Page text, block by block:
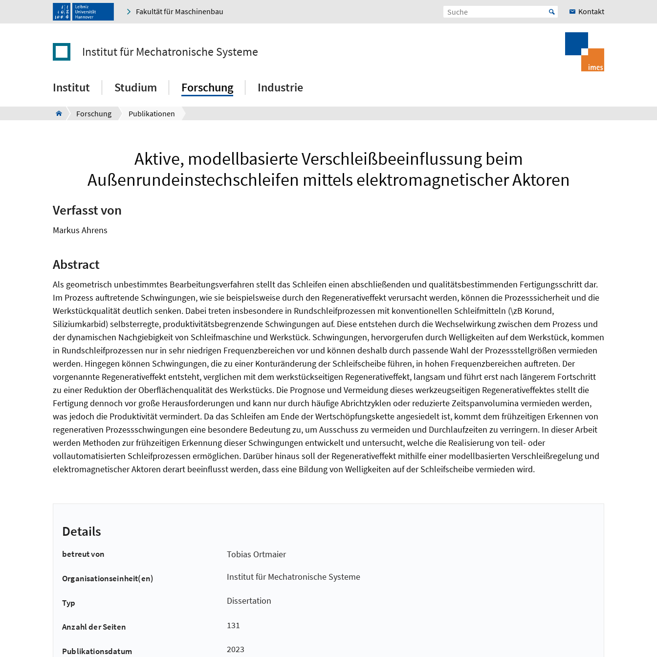
Fakultät für Maschinenbau Kontakt
Institut für Mechatronische Systeme
Institut Studium Forschung Industrie
Forschung Publikationen
Aktive, modellbasierte Verschleißbeeinflussung beim
Außenrundeinstechschleifen mittels elektromagnetischer Aktoren
Verfasst von
Markus Ahrens
Abstract
Als geometrisch unbestimmtes Bearbeitungsverfahren stellt das Schleifen einen abschließenden und qualitätsbestimmenden Fertigungsschritt dar.
Im Prozess auftretende Schwingungen, wie sie beispielsweise durch den Regenerativeffekt verursacht werden, können die Prozesssicherheit und die
Werkstückqualität deutlich senken. Dabei treten insbesondere in Rundschleifprozessen mit konventionellen Schleifmitteln (\zB Korund,
Siliziumkarbid) selbsterregte, produktivitätsbegrenzende Schwingungen auf. Diese entstehen durch die Wechselwirkung zwischen dem Prozess und
der dynamischen Nachgiebigkeit von Schleifmaschine und Werkstück. Schwingungen, hervorgerufen durch Welligkeiten auf dem Werkstück, kommen
in Rundschleifprozessen nur in sehr niedrigen Frequenzbereichen vor und können deshalb durch passende Wahl der Prozessstellgrößen vermieden
werden. Hingegen können Schwingungen, die zu einer Konturänderung der Schleifscheibe führen, in hohen Frequenzbereichen auftreten. Der
vorgenannte Regenerativeffekt entsteht, verglichen mit dem werkstückseitigen Regenerativeffekt, langsam und führt erst nach längerem Fortschritt
zu einer Reduktion der Oberflächenqualität des Werkstücks. Die Prognose und Vermeidung dieses werkzeugseitigen Regenerativeffektes stellt die
Fertigung dennoch vor große Herausforderungen und kann nur durch häufige Abrichtzyklen oder reduzierte Zeitspanvolumina vermieden werden,
was jedoch die Produktivität vermindert. Da das Schleifen am Ende der Wertschöpfungskette angesiedelt ist, kommt dem frühzeitigen Erkennen von
regenerativen Prozessschwingungen eine besondere Bedeutung zu, um Ausschuss zu vermeiden und Durchlaufzeiten zu verringern. In dieser Arbeit
werden Methoden zur frühzeitigen Erkennung dieser Schwingungen entwickelt und untersucht, welche die Realisierung von teil- oder
vollautomatisierten Schleifprozessen ermöglichen. Darüber hinaus soll der Regenerativeffekt mithilfe einer modellbasierten Verschleißregelung und
elektromagnetischer Aktoren derart beeinflusst werden, dass eine Bildung von Welligkeiten auf der Schleifscheibe vermieden wird.
Details
betreut von Tobias Ortmaier
Organisationseinheit(en) Institut für Mechatronische Systeme
Typ Dissertation
Anzahl der Seiten 131
Publikationsdatum 2023